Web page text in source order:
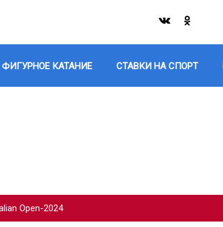
ФИГУРНОЕ КАТАНИЕ СТАВКИ НА СПОРТ
Open-2024